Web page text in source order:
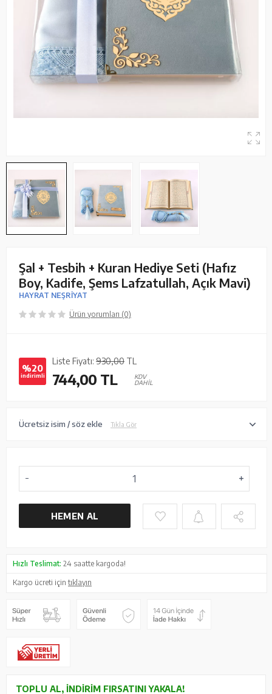
Şal + Tesbih + Kuran Hediye Seti (Hafız
Boy, Kadife, Şems Lafzatullah, Açık Mavi)
HAYRAT NEŞRİYAT
Ürün yorumları (0)
%20
indirimli
Liste Fiyatı: 930,00 TL
744,00 TL
KDV
DAHİL
Ücretsiz isim / söz ekle Tıkla Gör
HEMEN AL
Hızlı Teslimat: 24 saatte kargoda!
Kargo ücreti içintıklayın
TOPLU AL, İNDIRIM FIRSATINI YAKALA!